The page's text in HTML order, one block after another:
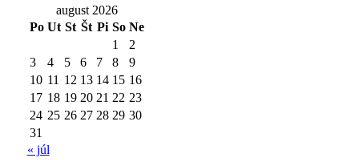
august 2026
Po Ut St Št Pi So Ne
1
2
3
4 5 6 7 8
9
10 11 12 13 14 15 16
17 18 19 20 21 22 23
24 25 26 27 28 29 30
31
« júl